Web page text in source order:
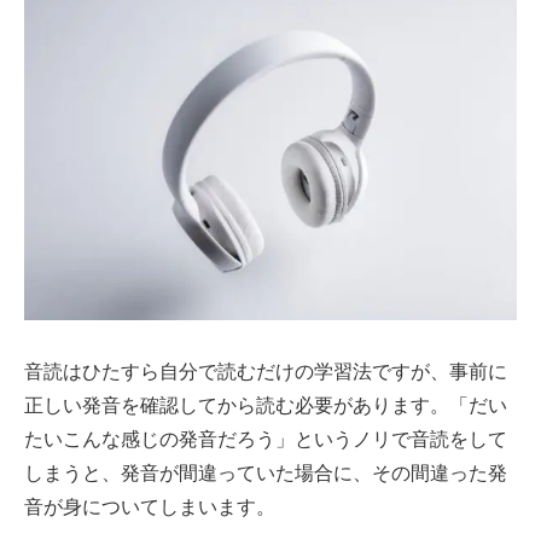
音読はひたすら自分で読むだけの学習法ですが、事前に
正しい発音を確認してから読む必要があります。「だい
たいこんな感じの発音だろう」というノリで音読をして
しまうと、発音が間違っていた場合に、その間違った発
音が身についてしまいます。